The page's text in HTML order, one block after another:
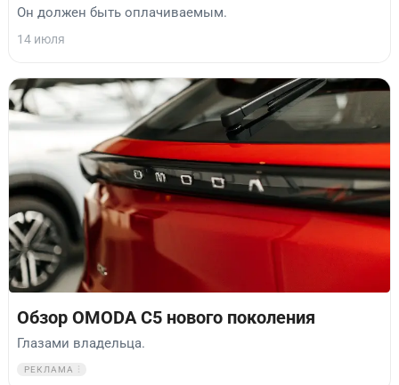
Он должен быть оплачиваемым.
14 июля
Обзор OMODA C5 нового поколения
Глазами владельца.
РЕКЛАМА